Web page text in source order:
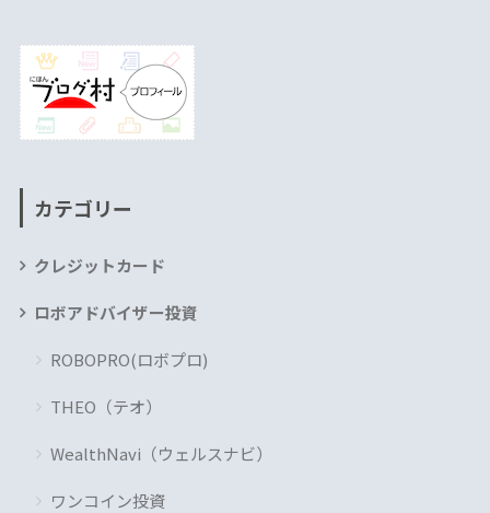
カテゴリー
クレジットカード
ロボアドバイザー投資
ROBOPRO(ロボプロ)
THEO（テオ）
WealthNavi（ウェルスナビ）
ワンコイン投資